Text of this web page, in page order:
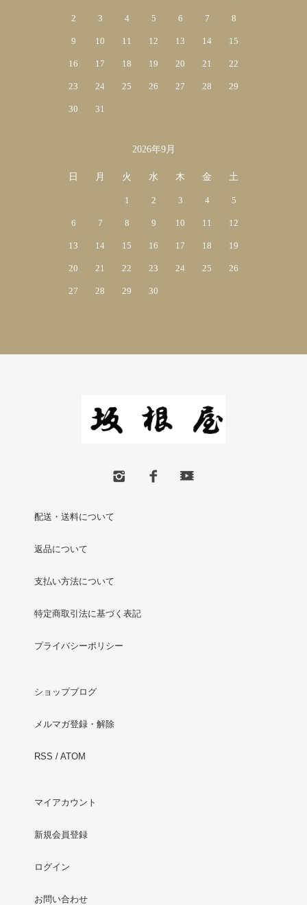
2 3 4 5 6 7 8
9 10 11 12 13 14 15
16 17 18 19 20 21 22
23 24 25 26 27 28 29
30 31
2026年9月
日 月 火 水 木 金 土
1 2 3 4 5
6 7 8 9 10 11 12
13 14 15 16 17 18 19
20 21 22 23 24 25 26
27 28 29 30
配送・送料について
返品について
支払い方法について
特定商取引法に基づく表記
プライバシーポリシー
ショップブログ
メルマガ登録・解除
RSS / ATOM
マイアカウント
新規会員登録
ログイン
お問い合わせ